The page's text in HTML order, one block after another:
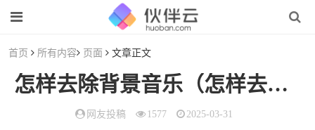
首页 所有内容 页面 文章正文
怎样去除背景音乐（怎样去除背景音乐保留音效）
网友投稿 1577 2025-03-31